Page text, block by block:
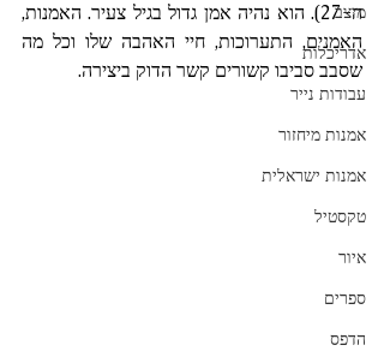
מיצב
אדריכלות
עבודות נייר
אמנות מיחזור
אמנות ישראלית
טקסטיל
איור
ספרים
הדפס
שסבב סביבו קשורים קשר הדוק ביצירה.